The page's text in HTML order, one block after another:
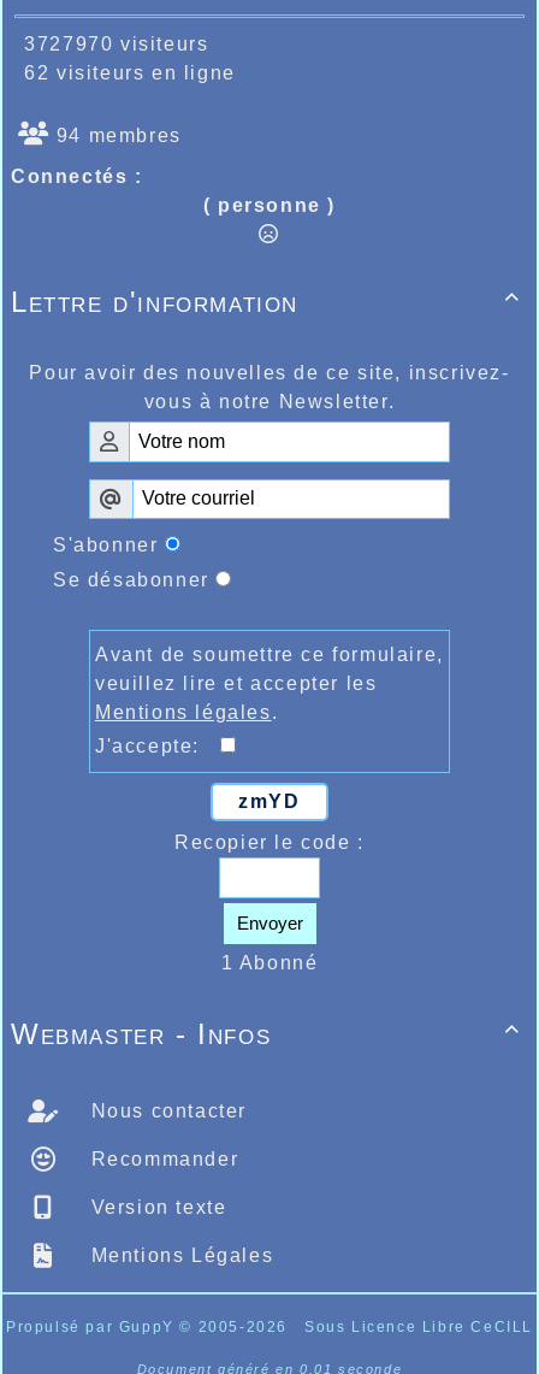
3727970 visiteurs
62 visiteurs en ligne
94 membres
Connectés :
( personne )

Lettre d'information
Pour avoir des nouvelles de ce site, inscrivez-
vous à notre Newsletter.
S'abonner
Se désabonner
Avant de soumettre ce formulaire,
veuillez lire et accepter les
Mentions légales.
J'accepte:
zmYD
Recopier le code :
Envoyer
1 Abonné

Webmaster - Infos
Nous contacter
Recommander
Version texte
Mentions Légales
Propulsé par GuppY© 2005-2026 Sous Licence Libre CeCILL
Document généré en 0.01 seconde